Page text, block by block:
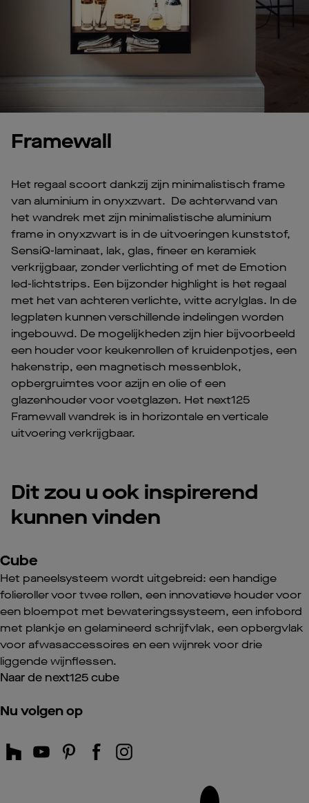
Framewall
Het regaal scoort dankzij zijn minimalistisch frame
van aluminium in onyxzwart. De achterwand van
het wandrek met zijn minimalistische aluminium
frame in onyxzwart is in de uitvoeringen kunststof,
SensiQ-laminaat, lak, glas, fineer en keramiek
verkrijgbaar, zonder verlichting of met de Emotion
led-lichtstrips. Een bijzonder highlight is het regaal
met het van achteren verlichte, witte acrylglas. In de
legplaten kunnen verschillende indelingen worden
ingebouwd. De mogelijkheden zijn hier bijvoorbeeld
een houder voor keukenrollen of kruidenpotjes, een
hakenstrip, een magnetisch messenblok,
opbergruimtes voor azijn en olie of een
glazenhouder voor voetglazen. Het next125
Framewall wandrek is in horizontale en verticale
uitvoering verkrijgbaar.
Dit zou u ook inspirerend
kunnen vinden
Cube
Het paneelsysteem wordt uitgebreid: een handige
folieroller voor twee rollen, een innovatieve houder voor
een bloempot met bewateringssysteem, een infobord
met plankje en gelamineerd schrijfvlak, een opbergvlak
voor afwasaccessoires en een wijnrek voor drie
liggende wijnflessen.
Naar de next125 cube
Nu volgen op